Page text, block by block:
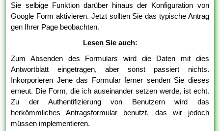
Sie selbige Funktion darüber hinaus der Konfiguration von
Google Form aktivieren. Jetzt sollten Sie das typische Antrag
gen Ihrer Page beobachten.
Lesen Sie auch:
Zum Absenden des Formulars wird die Daten mit dies
Antwortblatt eingetragen, aber sonst passiert nichts.
Inkorporieren Jene das Formular ferner senden Sie dieses
erneut. Die Form, die ich auseinander setzen werde, ist echt.
Zu der Authentifizierung von Benutzern wird das
herkömmliches Antragsformular benutzt, das wir jedoch
müssen implementieren.